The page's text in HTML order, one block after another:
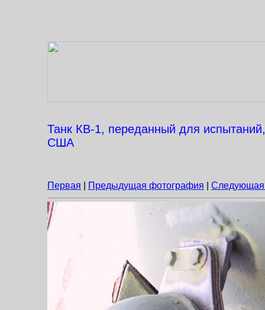
Танк КВ-1, переданный для
США
Первая Предыдущая фотография Следующая